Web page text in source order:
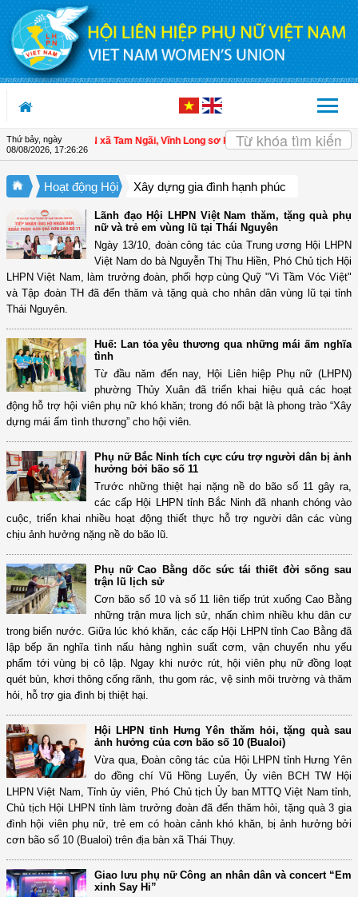
Truy cập nội dung luôn
Thứ bảy, ngày
08/08/2026, 17:26:26
viên | Hội LHPN xã Tam Ngãi, Vĩnh Long sơ kết công tác Hội và phong trào
Hoạt động Hội Xây dựng gia đình hạnh phúc
Lãnh đạo Hội LHPN Việt Nam thăm, tặng quà phụ
nữ và trẻ em vùng lũ tại Thái Nguyên
Ngày 13/10, đoàn công tác của Trung ương Hội LHPN
Việt Nam do bà Nguyễn Thị Thu Hiền, Phó Chủ tịch Hội
LHPN Việt Nam, làm trưởng đoàn, phối hợp cùng Quỹ "Vì Tầm Vóc Việt"
và Tập đoàn TH đã đến thăm và tặng quà cho nhân dân vùng lũ tại tỉnh
Thái Nguyên.
Huế: Lan tỏa yêu thương qua những mái ấm nghĩa
tình
Từ đầu năm đến nay, Hội Liên hiệp Phụ nữ (LHPN)
phường Thủy Xuân đã triển khai hiệu quả các hoạt
động hỗ trợ hội viên phụ nữ khó khăn; trong đó nổi bật là phong trào “Xây
dựng mái ấm tình thương” cho hội viên.
Phụ nữ Bắc Ninh tích cực cứu trợ người dân bị ảnh
hưởng bởi bão số 11
Trước những thiệt hại nặng nề do bão số 11 gây ra,
các cấp Hội LHPN tỉnh Bắc Ninh đã nhanh chóng vào
cuộc, triển khai nhiều hoạt động thiết thực hỗ trợ người dân các vùng
chịu ảnh hưởng nặng nề do bão lũ.
Phụ nữ Cao Bằng dốc sức tái thiết đời sống sau
trận lũ lịch sử
Cơn bão số 10 và số 11 liên tiếp trút xuống Cao Bằng
những trận mưa lịch sử, nhấn chìm nhiều khu dân cư
trong biển nước. Giữa lúc khó khăn, các cấp Hội LHPN tỉnh Cao Bằng đã
lập bếp ăn nghĩa tình nấu hàng nghìn suất cơm, vận chuyển nhu yếu
phẩm tới vùng bị cô lập. Ngay khi nước rút, hội viên phụ nữ đồng loạt
quét bùn, khơi thông cống rãnh, thu gom rác, vệ sinh môi trường và thăm
hỏi, hỗ trợ gia đình bị thiệt hại.
Hội LHPN tỉnh Hưng Yên thăm hỏi, tặng quà sau
ảnh hưởng của cơn bão số 10 (Bualoi)
Vừa qua, Đoàn công tác của Hội LHPN tỉnh Hưng Yên
do đồng chí Vũ Hồng Luyến, Ủy viên BCH TW Hội
LHPN Việt Nam, Tỉnh ủy viên, Phó Chủ tịch Ủy ban MTTQ Việt Nam tỉnh,
Chủ tịch Hội LHPN tỉnh làm trưởng đoàn đã đến thăm hỏi, tặng quà 3 gia
đình hội viên phụ nữ, trẻ em có hoàn cảnh khó khăn, bị ảnh hưởng bởi
cơn bão số 10 (Bualoi) trên địa bàn xã Thái Thụy.
Giao lưu phụ nữ Công an nhân dân và concert “Em
xinh Say Hi”